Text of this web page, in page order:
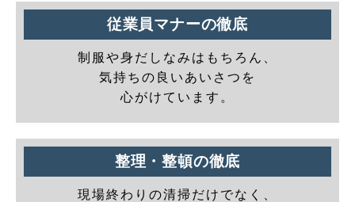
従業員マナーの徹底
制服や身だしなみはもちろん、
気持ちの良いあいさつを
心がけています。
整理・整頓の徹底
現場終わりの清掃だけでなく、